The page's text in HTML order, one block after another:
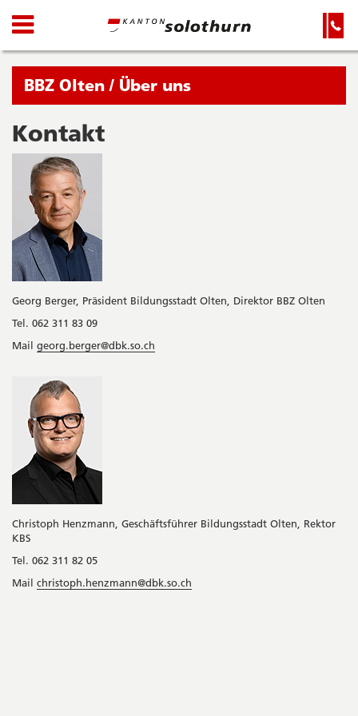
Kanton
Solothurn
Wichtige
Seiten
Startseite
Hauptnavigation
Sitemap
Suche
Navigation
und
Suche
Navigation
Sie
befinden
sich
gerade
in:
BBZ Olten / Über uns
Kontakt
Georg Berger, Präsident Bildungsstadt Olten, Direktor BBZ Olten
Tel. 062 311 83 09
Mail georg.berger@dbk.so.ch
Christoph Henzmann, Geschäftsführer Bildungsstadt Olten, Rektor
KBS
Tel. 062 311 82 05
Mail christoph.henzmann@dbk.so.ch